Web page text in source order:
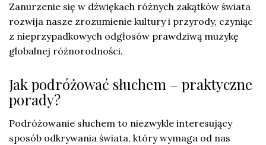
Zanurzenie się w dźwiękach różnych zakątków świata
rozwija nasze zrozumienie kultury i przyrody, czyniąc
z nieprzypadkowych odgłosów prawdziwą muzykę
globalnej różnorodności.
Jak podróżować słuchem – praktyczne
porady?
Podróżowanie słuchem to niezwykle interesujący
sposób odkrywania świata, który wymaga od nas